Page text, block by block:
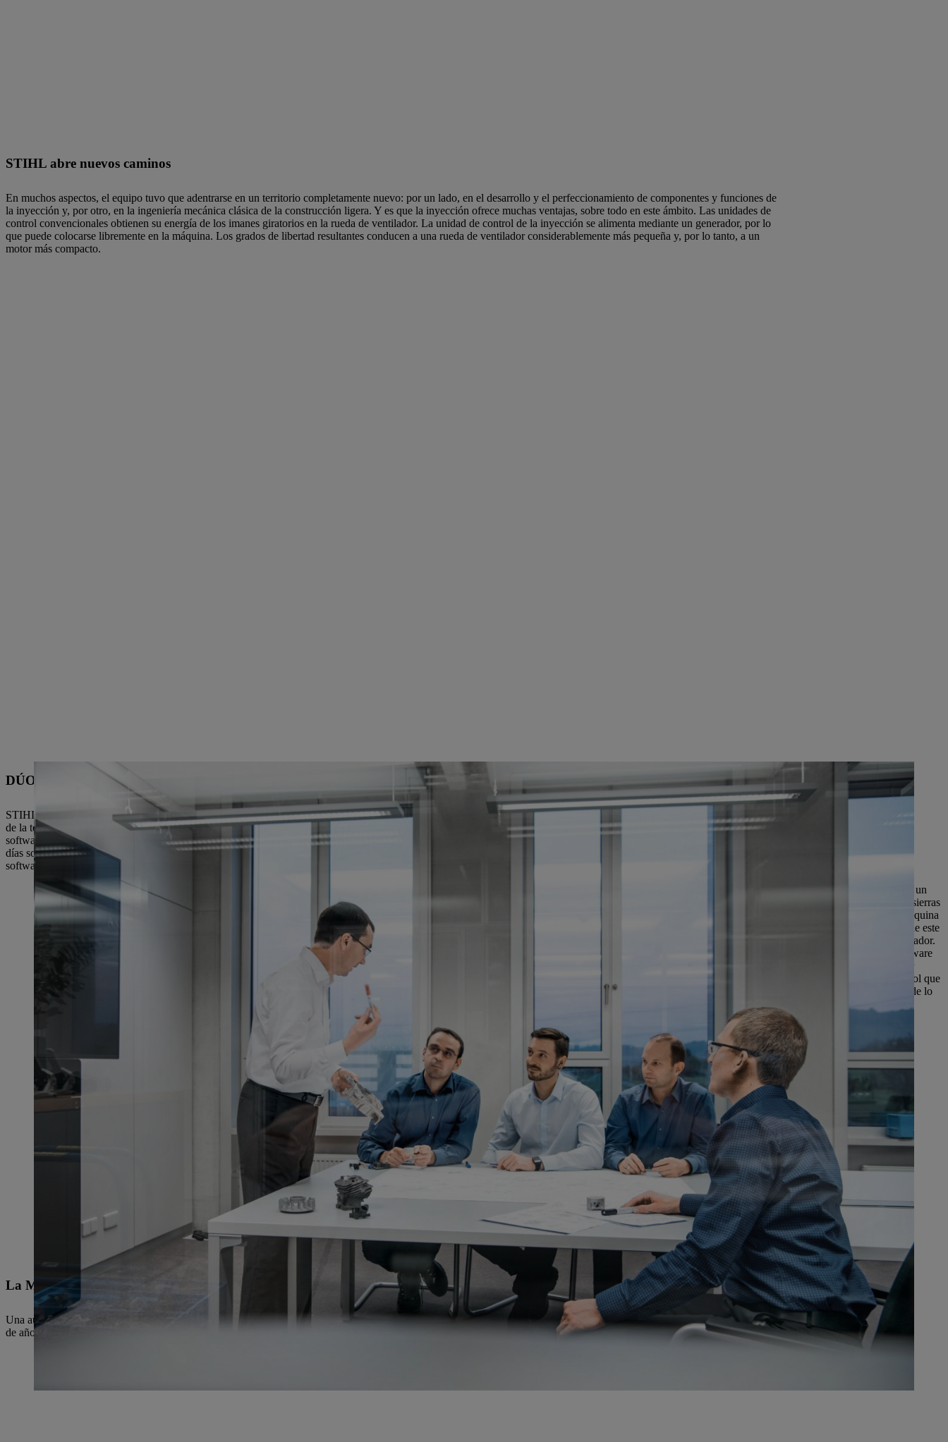
STIHL abre nuevos caminos
En muchos aspectos, el equipo tuvo que adentrarse en un territorio completamente nuevo: por un lado, en el desarrollo y el perfeccionamiento de componentes y funciones de
la inyección y, por otro, en la ingeniería mecánica clásica de la construcción ligera. Y es que la inyección ofrece muchas ventajas, sobre todo en este ámbito. Las unidades de
control convencionales obtienen su energía de los imanes giratorios en la rueda de ventilador. La unidad de control de la inyección se alimenta mediante un generador, por lo
que puede colocarse libremente en la máquina. Los grados de libertad resultantes conducen a una rueda de ventilador considerablemente más pequeña y, por lo tanto, a un
motor más compacto.
DÚO DE DISCIPLINAS
STIHL conoce la estructura y el nuevo diseño de las motosierras con carburador. "El know-how adicional que hemos generado en los últimos años, por ejemplo, en los campos
de la tecnología de medición y el desarrollo de software, es enorme", afirma Clemens Klatt, refiriéndose a la particularidad de los procesos de coordinación en la ingeniería de
software. "Tenemos una visión muy integradora en este ámbito, la interacción entre los departamentos es crucial". Lo que hoy ocurre en el desarrollo de software en unos pocos
días solía llevar varias semanas hace algún tiempo. Una vez establecido el hardware, ahora es posible generar un gran progreso de desarrollo en muy poco tiempo adaptando el
software.
El resultado del dúo perfecto de disciplinas es un producto único e intuitivo con un
rendimiento sin precedentes y la mejor relación potencia/peso de todas las motosierras
profesionales de calidad probada de STIHL. Y, sin embargo, también es una máquina
sin batería que se mantiene fiel al lema "menos es más". Uno de los resultados de este
diseño es un menor número de conexiones de cables y la eliminación del carburador.
Al centrarse en los componentes de hardware esenciales y las funciones de software
inteligentes, la máquina es robusta y requiere poco mantenimiento. Además, por
primera vez en una motosierra, hay una memoria de fallos en la unidad de control que
facilita el mantenimiento en la tienda especialista. "Hemos llegado a los límites de lo
posible en casi todos los aspectos de esta máquina", afirma Clemens Klatt.
La MS 500i en detalle
Una auténtica máquina de gran rendimiento, una máquina profesional. Pero la STIHL MS 500i es mucho más que eso: es la primera motosierra con inyección electrónica, fruto
de años de experiencia en la construcción de máquinas clásicas y de los últimos avances en software y electrónica.